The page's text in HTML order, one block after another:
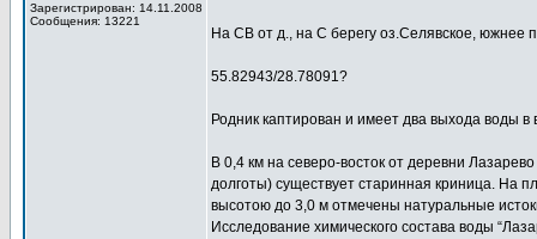
Зарегистрирован: 14.11.2008
Сообщения: 13221
На СВ от д., на С берегу оз.Селявское, южнее
55.82943/28.78091?
Родник каптирован и имеет два выхода воды в
В 0,4 км на северо-восток от деревни
долготы) существует старинная криница. На
высотою до 3,0 м отмечены натуральные
Исследование химического состава воды